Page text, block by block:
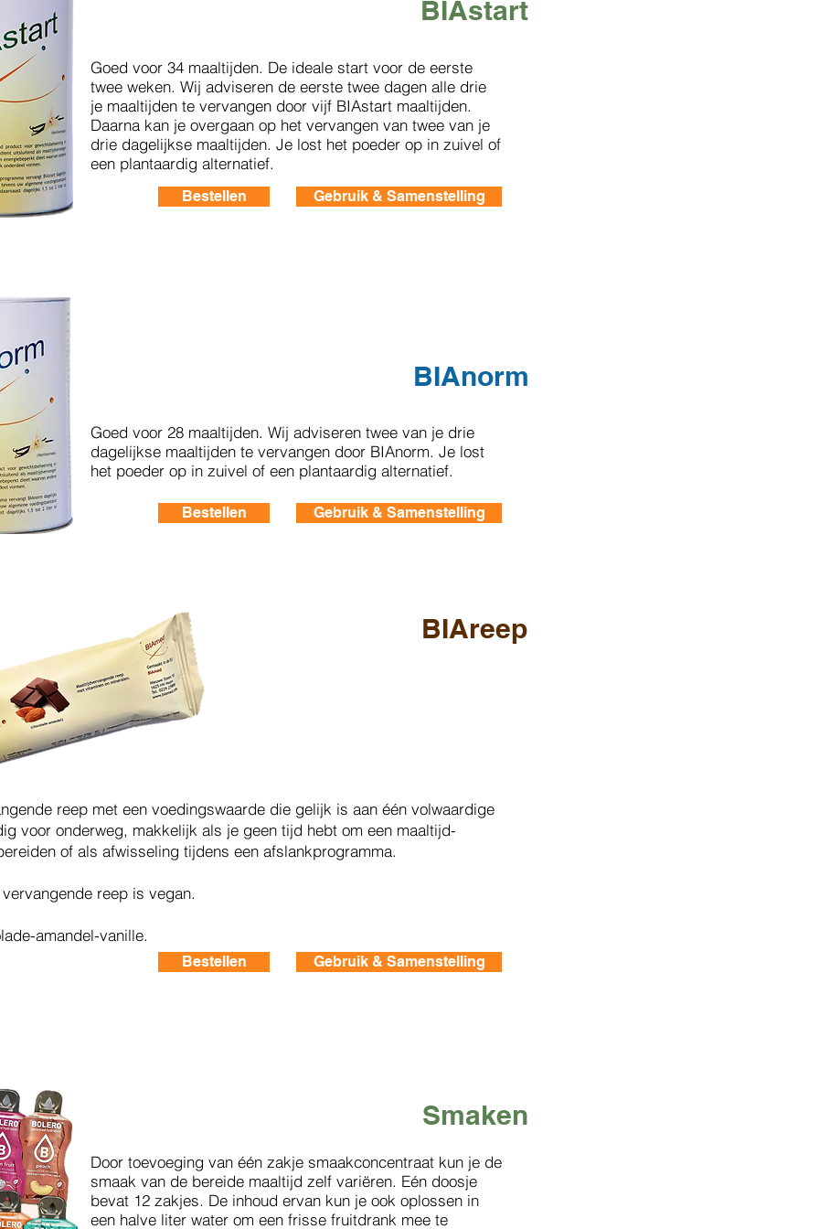
Goed voor 34 maaltijden. De ideale start voor de eerste
twee weken. Wij adviseren de eerste twee dagen alle drie
je maaltijden te vervangen door vijf BIAstart maaltijden.
Daarna kan je overgaan op het vervangen van twee van je
drie dagelijkse maaltijden. Je lost het poeder op in zuivel of
een plantaardig alternatief.
BIAstart
Bestellen Gebruik & Samenstelling
Goed voor 28 maaltijden. Wij adviseren twee van je drie
dagelijkse maaltijden te vervangen door BIAnorm. Je lost
het poeder op in zuivel of een plantaardig alternatief.
BIAnorm
Bestellen Gebruik & Samenstelling
BIAreep
Bestellen Gebruik & Samenstelling
reep met een voedingswaarde die gelijk is aan één volwaardige
voor onderweg, makkelijk als je geen tijd hebt om een maaltijd-
of als afwisseling tijdens een afslankprogramma.
reep is vegan.
amandel-vanille.
Door toevoeging van één zakje smaakconcentraat kun je de
smaak van de bereide maaltijd zelf variëren. Eén doosje
bevat 12 zakjes. De inhoud ervan kun je ook oplossen in
een halve liter water om een frisse fruitdrank mee te
Smaken